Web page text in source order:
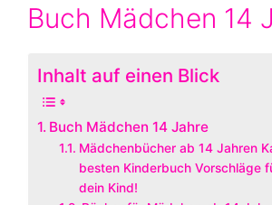
Buch Mädchen 14
Inhalt auf einen Blick
Buch Mädchen 14 Jahre
Mädchenbücher ab 14 Jahren
besten Kinderbuch Vorschläge
dein Kind!